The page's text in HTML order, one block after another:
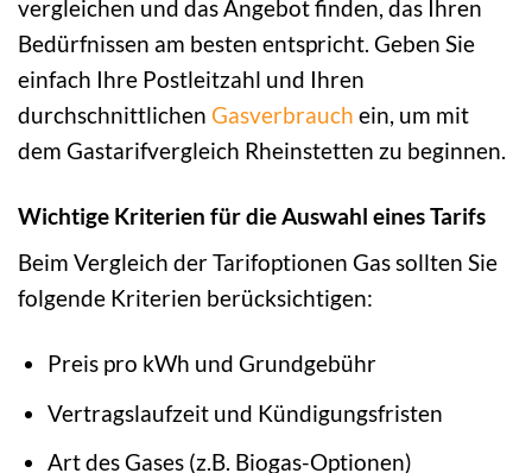
vergleichen und das Angebot finden, das Ihren
Bedürfnissen am besten entspricht. Geben Sie
einfach Ihre Postleitzahl und Ihren
durchschnittlichen Gasverbrauch ein, um mit
dem Gastarifvergleich Rheinstetten zu beginnen.
Wichtige Kriterien für die Auswahl eines Tarifs
Beim Vergleich der Tarifoptionen Gas sollten Sie
folgende Kriterien berücksichtigen:
Preis pro kWh und Grundgebühr
Vertragslaufzeit und Kündigungsfristen
Art des Gases (z.B. Biogas-Optionen)